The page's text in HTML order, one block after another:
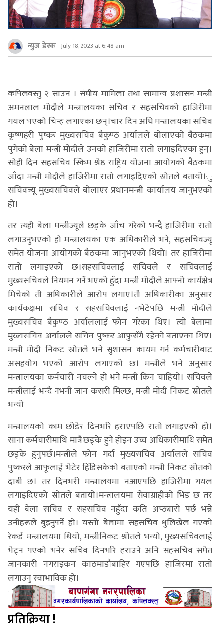
न्युज डेस्क July 18, 2023 at 6:48 am
कपिलवस्तु २ साउन । संघीय मामिला तथा सामान्य प्रशासन मन्त्री
अमनलाल मोदीले मन्त्रालयका सचिव र सहसचिवको हाजिरीमा
गयल भएको चिन्ह लगाएका छन्।चार दिन अघि मन्त्रालयका सचिव
कृष्णहरी पुष्कर मुख्यसचिव बैकुण्ठ अर्यालले बोलाएको बैठकमा
पुगेको बेला मन्त्री मोदीले उनको हाजिरीमा रातो लगाइदिएका हुन्।
सोही दिन सहसचिव स्किम श्रेष्ठ राष्ट्रिय योजना आयोगको बैठकमा
जाँदा मन्त्री मोदीले हाजिरीमा रातो लगाइदिएको स्रोतले बतायो।ु
सचिवज्यू मुख्यसचिवले बोलाएर प्रधानमन्त्री कार्यालय जानुभएको
हो।
तर त्यही बेला मन्त्रीज्यूले छड्के जाँच गरेको भन्दै हाजिरीमा रातो
लगाउनुभएको हो मन्त्रालयका एक अधिकारीले भने, सहसचिवज्यू
समेत योजना आयोगको बैठकमा जानुभएको थियो। तर हाजिरीमा
रातो लगाइएको छ।सहसचिवलाई सचिवले र सचिवलाई
मुख्यसचिवले नियमन गर्ने भएको हुँदा मन्त्री मोदीले आफ्नो कार्यक्षेत्र
मिचेको ती अधिकारीले आरोप लगाए।ती अधिकारीका अनुसार
कार्यकक्षमा सचिव र सहसचिवलाई नभेटेपछि मन्त्री मोदीले
मुख्यसचिव बैकुण्ठ अर्याललाई फोन गरेका थिए। त्यो बेलामा
मुख्यसचिव अर्यालले सचिव पुष्कर आफुसँगै रहेको बताएका थिए।
मन्त्री मोदी निकट स्रोतले भने सुशासन कायम गर्न कर्मचारीबाट
असहयोग भएको आरोप लगाएको छ। मन्त्रीले भने अनुसार
मन्त्रालयका कर्मचारी नचल्ने हो भने मन्त्री किन चाहियो। सचिवले
मन्त्रीलाई भन्दै नभनी जान कसरी मिल्छ, मन्त्री मोदी निकट स्रोतले
भन्यो
मन्त्रालयको काम छोडेर दिनभरि हराएपछि रातो लगाइएको हो।
साना कर्मचारीमाथि मात्रै छड्के हुने होइन उच्च अधिकारीमाथि समेत
छड्के हुनुपर्छ।मन्त्रीले फोन गर्दा मुख्यसचिव अर्यालले सचिव
पुष्करले आफूलाई भेटेर हिँडिसकेको बताएको मन्त्री निकट स्रोतको
दाबी छ। तर दिनभरी मन्त्रालयमा नआएपछि हाजिरीमा गयल
लगाइदिएको स्रोतले बतायो।मन्त्रालयमा सेवाग्राहीको भिड छ तर
यही बेला सचिव र सहसचिव नहुँदा कति अप्ठ्यारो पर्छ भन्ने
उनीहरूले बुझ्नुपर्ने हो। यस्तो बेलामा सहसचिव धुलिखेल गएको
रेकर्ड मन्त्रालयमा थियो, मन्त्रीनिकट श्रोतले भन्यो, मुख्यसचिवलाई
भेट्न गएको भनेर सचिव दिनभरि हराउने अनि सहसचिव समेत
जानकारी नगराइकन काठमाडौंबाहिर गएपछि हाजिरमा रातो
लगाउनु स्वाभाविक हो।
प्रतिक्रिया !